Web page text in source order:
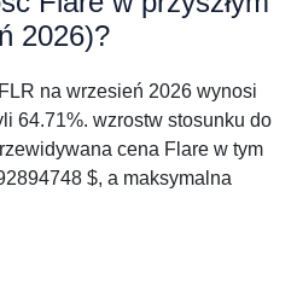
2026)?
na wrzesień 2026 wynosi
64.71%. wzrostw stosunku do
cena Flare w tym
$, a maksymalna